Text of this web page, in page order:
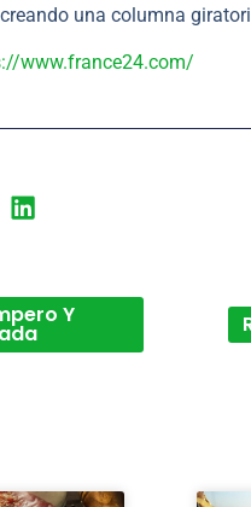
una columna
www.france24.com/
Y